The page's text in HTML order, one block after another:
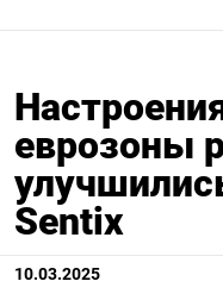
еврозоны
Sentix
10.03.2025